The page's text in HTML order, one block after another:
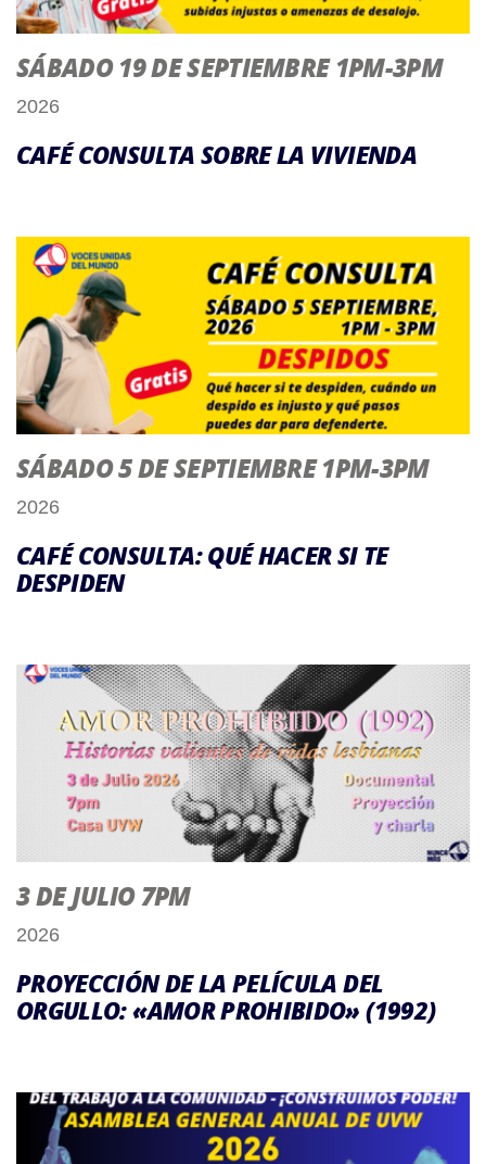
SÁBADO 19 DE SEPTIEMBRE 1PM-3PM
2026
CAFÉ CONSULTA SOBRE LA VIVIENDA
SÁBADO 5 DE SEPTIEMBRE 1PM-3PM
2026
CAFÉ CONSULTA: QUÉ HACER SI TE
DESPIDEN
3 DE JULIO 7PM
2026
PROYECCIÓN DE LA PELÍCULA DEL
ORGULLO: «AMOR PROHIBIDO» (1992)